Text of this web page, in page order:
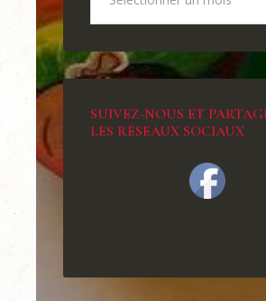
SUIVEZ-NOUS ET
LES RÉSEAUX SOCIAUX